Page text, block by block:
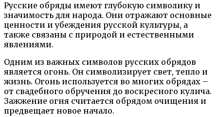
Русские обряды имеют глубокую символику и
значимость для народа. Они отражают основные
ценности и убеждения русской культуры, а
также связаны с природой и естественными
явлениями.
Одним из важных символов русских обрядов
является огонь. Он символизирует свет, тепло и
жизнь. Огонь используется во многих обрядах –
от свадебного обручения до воскресного кулича.
Зажжение огня считается обрядом очищения и
предвещает новое начало.